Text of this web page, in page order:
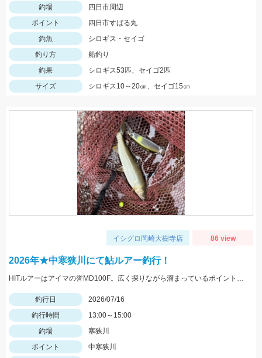
釣場
四日市周辺
ポイント
四日市すばる丸
釣魚
シロギス・セイゴ
釣り方
船釣り
釣果
シロギス53匹、セイゴ2匹
サイズ
シロギス10～20㎝、セイゴ15㎝
イシグロ岡崎大樹寺店 86 view
2026年★中寒狭川にて鮎ルアー釣行！
HITルアーはアイマの誉MD100F。広く探りながら溜まっているポイントを見つけましょう。
釣行日
2026/07/16
釣行時間
13:00～15:00
釣場
寒狭川
ポイント
中寒狭川